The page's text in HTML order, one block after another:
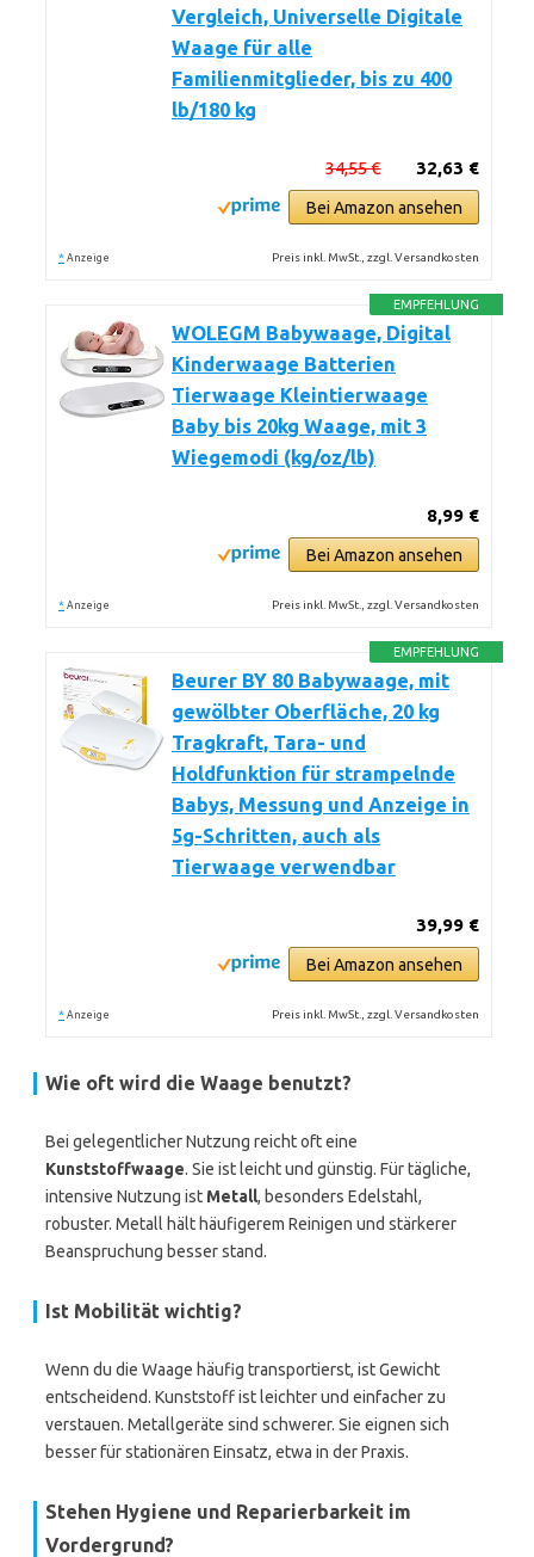
Vergleich, Universelle Digitale
Waage für alle
Familienmitglieder, bis zu 400
lb/180 kg
32,63 €
34,55 €
Bei Amazon ansehen
* Anzeige Preis inkl. MwSt., zzgl. Versandkosten
EMPFEHLUNG
WOLEGM Babywaage, Digital
Kinderwaage Batterien
Tierwaage Kleintierwaage
Baby bis 20kg Waage, mit 3
Wiegemodi (kg/oz/lb)
8,99 €
Bei Amazon ansehen
* Anzeige Preis inkl. MwSt., zzgl. Versandkosten
EMPFEHLUNG
Beurer BY 80 Babywaage, mit
gewölbter Oberfläche, 20 kg
Tragkraft, Tara- und
Holdfunktion für strampelnde
Babys, Messung und Anzeige in
5g-Schritten, auch als
Tierwaage verwendbar
39,99 €
Bei Amazon ansehen
* Anzeige Preis inkl. MwSt., zzgl. Versandkosten
Wie oft wird die Waage benutzt?
Bei gelegentlicher Nutzung reicht oft eine
Kunststoffwaage. Sie ist leicht und günstig. Für tägliche,
intensive Nutzung ist Metall, besonders Edelstahl,
robuster. Metall hält häufigerem Reinigen und stärkerer
Beanspruchung besser stand.
Ist Mobilität wichtig?
Wenn du die Waage häufig transportierst, ist Gewicht
entscheidend. Kunststoff ist leichter und einfacher zu
verstauen. Metallgeräte sind schwerer. Sie eignen sich
besser für stationären Einsatz, etwa in der Praxis.
Stehen Hygiene und Reparierbarkeit im
Vordergrund?